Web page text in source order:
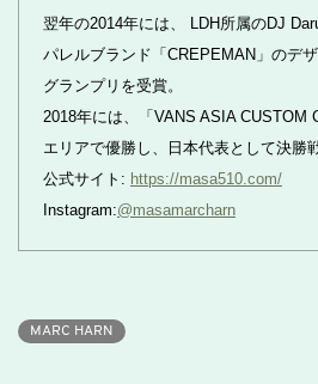
翌年の2014年には、 LDH所属のDJ
パレルブランド「CREPEMAN」のデ
グランプリを受賞。
2018年には、「VANS ASIA CUSTOM
エリアで優勝し、日本代表として決勝
公式サイト: https://masa510.com/
Instagram:@masamarcharn
MARC HARN